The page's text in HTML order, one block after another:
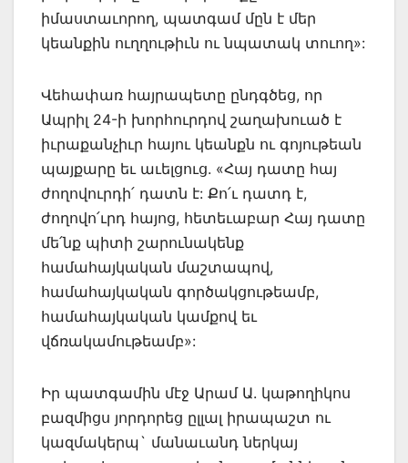
իմաստաւորող, պատգամ մըն է մեր
կեանքին ուղղութիւն ու նպատակ տուող»:
Վեհափառ հայրապետը ընդգծեց, որ
Ապրիլ 24-ի խորհուրդով շաղախուած է
իւրաքանչիւր հայու կեանքն ու գոյութեան
պայքարը եւ աւելցուց. «Հայ դատը հայ
ժողովուրդի՛ դատն է: Քո՛ւ դատդ է,
ժողովո՛ւրդ հայոց, հետեւաբար Հայ դատը
մե՛նք պիտի շարունակենք
համահայկական մաշտապով,
համահայկական գործակցութեամբ,
համահայկական կամքով եւ
վճռակամութեամբ»:
Իր պատգամին մէջ Արամ Ա. կաթողիկոս
բազմիցս յորդորեց ըլլալ իրապաշտ ու
կազմակերպ` մանաւանդ ներկայ